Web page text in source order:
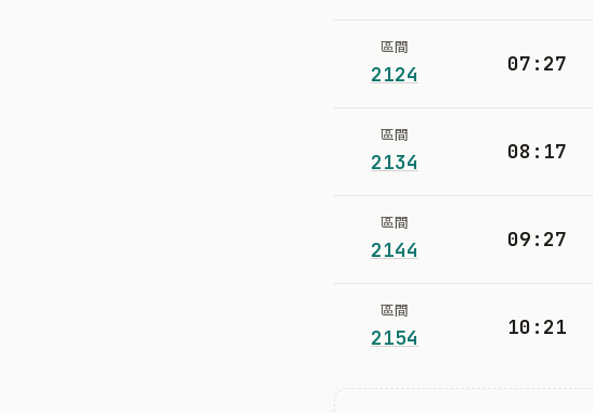
區間
2124 07:27
區間
2134 08:17
區間
2144 09:27
區間
2154 10:21